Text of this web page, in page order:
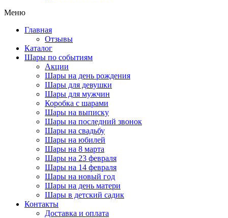
Меню
Главная
Отзывы
Каталог
Шары по событиям
Акции
Шары на день рождения
Шары для девушки
Шары для мужчин
Коробка с шарами
Шары на выписку
Шары на последний звонок
Шары на свадьбу
Шары на юбилей
Шары на 8 марта
Шары на 23 февраля
Шары на 14 февраля
Шары на новый год
Шары на день матери
Шары в детский садик
Контакты
Доставка и оплата